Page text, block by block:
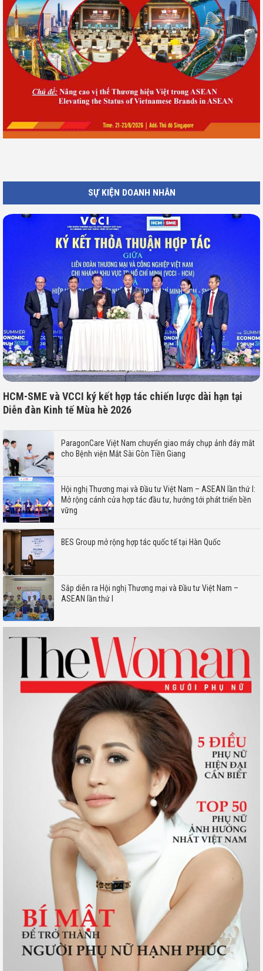
SỰ KIỆN DOANH NHÂN
HCM-SME và VCCI ký kết hợp tác chiến lược dài hạn tại
Diễn đàn Kinh tế Mùa hè 2026
ParagonCare Việt Nam chuyển giao máy chụp ảnh đáy mắt
cho Bệnh viện Mắt Sài Gòn Tiền Giang
Hội nghị Thương mại và Đầu tư Việt Nam – ASEAN lần thứ I:
Mở rộng cánh cửa hợp tác đầu tư, hướng tới phát triển bền
vững
BES Group mở rộng hợp tác quốc tế tại Hàn Quốc
Sắp diễn ra Hội nghị Thương mại và Đầu tư Việt Nam –
ASEAN lần thứ I